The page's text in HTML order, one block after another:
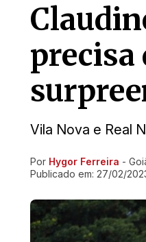
precisa
Vila Nova e Real
Ir direto pra matéria
Por Hygor Ferreira -
Publicado em: 27/02/